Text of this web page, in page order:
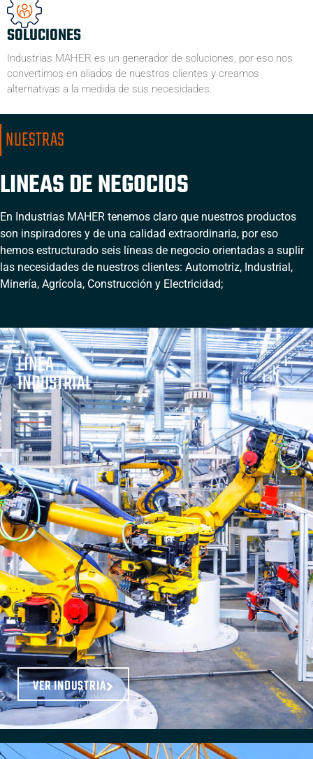
SOLUCIONES
Industrias MAHER es un generador de soluciones, por eso nos
convertimos en aliados de nuestros clientes y creamos
alternativas a la medida de sus necesidades.
NUESTRAS
LINEAS DE NEGOCIOS
En Industrias MAHER tenemos claro que nuestros productos
son inspiradores y de una calidad extraordinaria, por eso
hemos estructurado seis líneas de negocio orientadas a suplir
las necesidades de nuestros clientes: Automotriz, Industrial,
Minería, Agrícola, Construcción y Electricidad;
LÍNEA
INDUSTRIAL
VER INDUSTRIA